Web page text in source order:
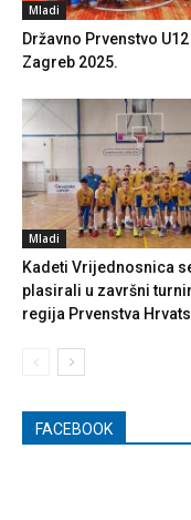
Mladi
Državno Prvenstvo U12
Zagreb 2025.
Mladi
Kadeti Vrijednosnica
plasirali u završni
regija Prvenstva
FACEBOOK